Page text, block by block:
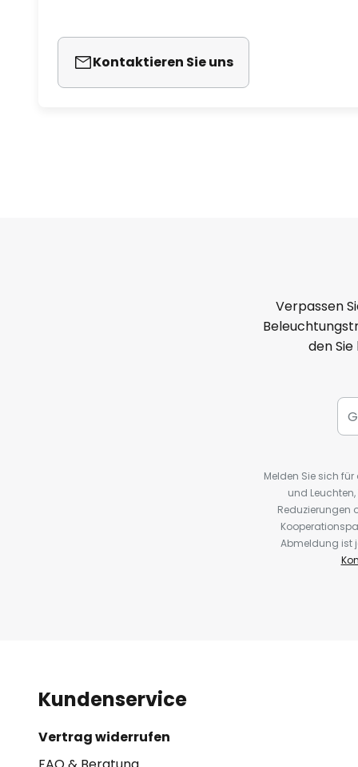
Kontaktieren Sie uns
Verpassen
den
Melden Sie sich
und
Reduzierungen
Abmeldung ist
Kundenservice
Vertrag widerrufen